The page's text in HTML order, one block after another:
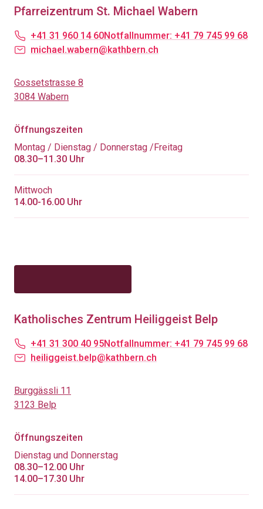
Pfarreizentrum St. Michael Wabern
+41 31 960 14 60Notfallnummer: +41 79 745 99 68
michael.wabern@kathbern.ch
Gossetstrasse 8
3084 Wabern
Öffnungszeiten
Montag / Dienstag / Donnerstag /Freitag
08.30–11.30 Uhr
Mittwoch
14.00-16.00 Uhr
Katholisches Zentrum Heiliggeist Belp
+41 31 300 40 95Notfallnummer: +41 79 745 99 68
heiliggeist.belp@kathbern.ch
Burggässli 11
3123 Belp
Öffnungszeiten
Dienstag und Donnerstag
08.30–12.00 Uhr
14.00–17.30 Uhr